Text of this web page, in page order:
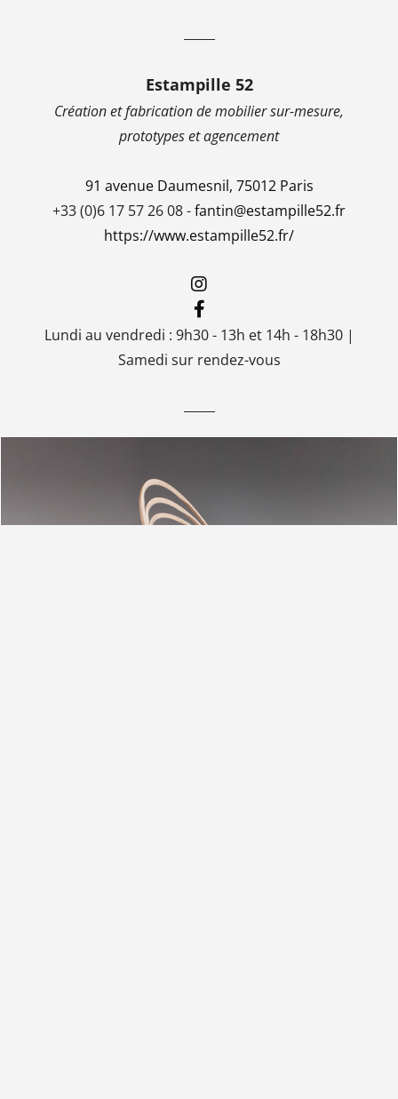
Estampille 52
Création et fabrication de mobilier sur-mesure,
prototypes et agencement
91 avenue Daumesnil, 75012 Paris
+33 (0)6 17 57 26 08 -fantin@estampille52.fr
https://www.estampille52.fr/
Lundi au vendredi : 9h30 - 13h et 14h - 18h30 |
Samedi sur rendez-vous